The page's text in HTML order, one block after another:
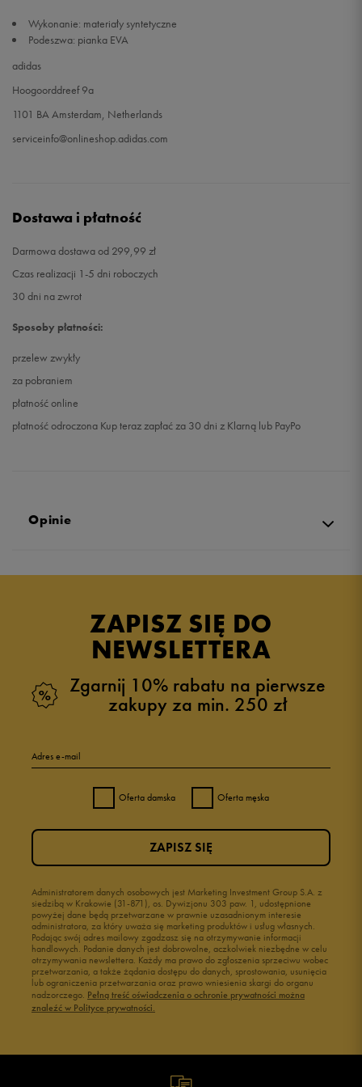
Wykonanie: materiały syntetyczne
Podeszwa: pianka EVA
adidas
Hoogoorddreef 9a
1101 BA Amsterdam, Netherlands
serviceinfo@onlineshop.adidas.com
Dostawa i płatność
Darmowa dostawa od 299,99 zł
Czas realizacji 1-5 dni roboczych
30 dni na zwrot
Sposoby płatności:
przelew zwykły
za pobraniem
płatność online
płatność odroczona Kup teraz zapłać za 30 dni z Klarną lub PayPo
Opinie
ZAPISZ SIĘ DO
NEWSLETTERA
Zgarnij 10% rabatu na pierwsze
zakupy za min. 250 zł
Adres e-mail
Oferta damska Oferta męska
Administratorem danych osobowych jest Marketing Investment Group S.A. z
siedzibą w Krakowie (31-871), os. Dywizjonu 303 paw. 1, udostępnione
powyżej dane będą przetwarzane w prawnie uzasadnionym interesie
administratora, za który uważa się marketing produktów i usług własnych.
Podając swój adres mailowy zgadzasz się na otrzymywanie informacji
handlowych. Podanie danych jest dobrowolne, aczkolwiek niezbędne w celu
otrzymywania newslettera. Każdy ma prawo do zgłoszenia sprzeciwu wobec
przetwarzania, a także żądania dostępu do danych, sprostowania, usunięcia
lub ograniczenia przetwarzania oraz prawo wniesienia skargi do organu
nadzorczego. Pełną treść oświadczenia o ochronie prywatności można
znaleźć w Polityce prywatności.
ZAPISZ SIĘ